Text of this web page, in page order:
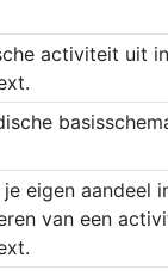
activiteit uit
eigen aandeel
van een